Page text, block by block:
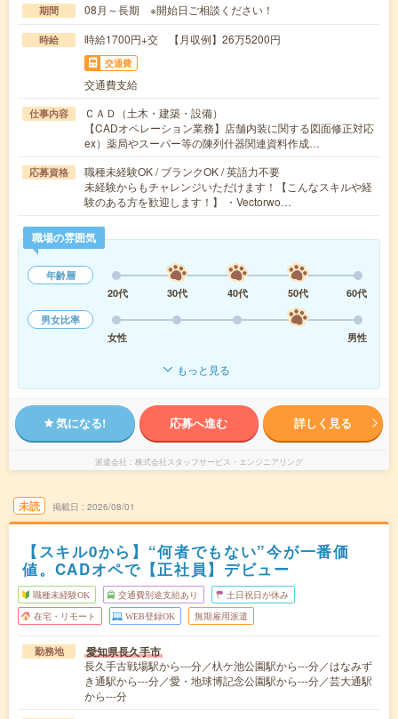
期間 08月～長期 ※開始日ご相談ください！
時給 時給1700円+交 【月収例】26万5200円
交通費
交通費支給
仕事内容
ＣＡＤ（土木・建築・設備）
【CADオペレーション業務】店舗内装に関する図面修正対応
ex）薬局やスーパー等の陳列什器関連資料作成…
応募資格
職種未経験OK / ブランクOK / 英語力不要
未経験からもチャレンジいただけます！【こんなスキルや経
験のある方を歓迎します！】 ・Vectorwo…
職場の雰囲気
年齢層
20代
30代 40代 50代
60代
男女比率
女性
男性
もっと見る
気になる! 応募へ進む 詳しく見る
派遣会社 株式会社スタッフサービス・エンジニアリング
未読 掲載日 2026/08/01
【スキル0から】“何者でもない”今が一番価
値。CADオペで【正社員】デビュー
職種未経験OK 交通費別途支給あり 土日祝日が休み
在宅・リモート WEB登録OK 無期雇用派遣
勤務地 愛知県長久手市
長久手古戦場駅から---分／杁ケ池公園駅から---分／はなみず
き通駅から---分／愛・地球博記念公園駅から---分／芸大通駅
から---分